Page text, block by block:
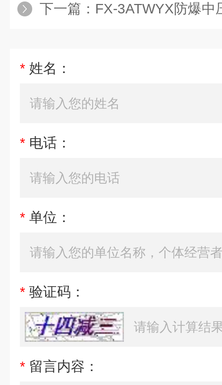
下一篇： FX-3ATWYX防爆中
* 姓名：
* 电话：
* 单位：
* 验证码：
* 留言内容：